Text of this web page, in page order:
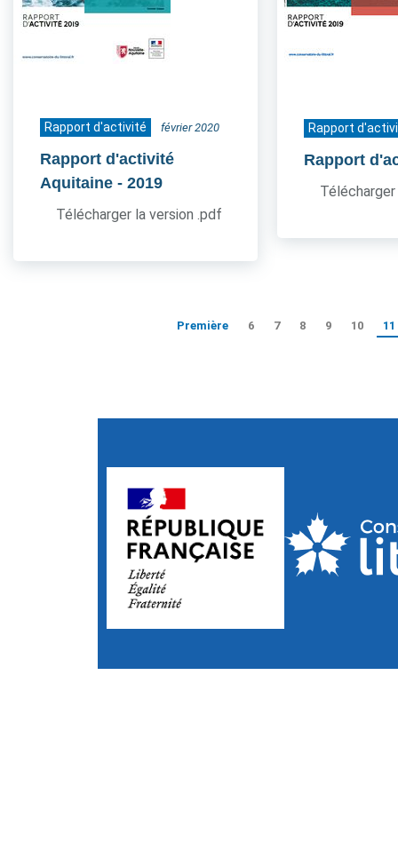
Rapport d'activité février 2020
Rapport d'activité
Aquitaine - 2019
Télécharger la version .pdf
Rapport
Rapport
Première 6 7 8 9 10 11